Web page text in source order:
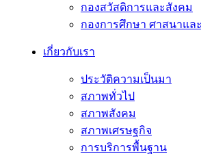
กองสวัสดิการและสังคม
กองการศึกษา ศาสนาแล
เกี่ยวกับเรา
ประวัติความเป็นมา
สภาพทั่วไป
สภาพสังคม
สภาพเศรษฐกิจ
การบริการพื้นฐาน